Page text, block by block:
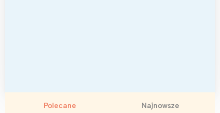
Polecane Najnowsze